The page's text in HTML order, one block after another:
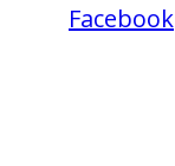
Facebook